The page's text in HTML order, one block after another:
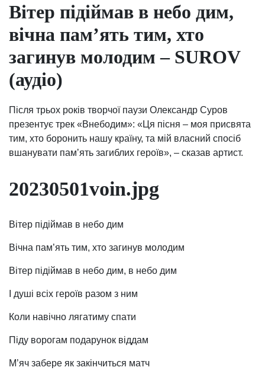
Вітер підіймав в небо дим,
вічна пам’ять тим, хто
загинув молодим – SUROV
(аудіо)
Після трьох років творчої паузи Олександр Суров
презентує трек «Внебодим»: «Ця пісня – моя присвята
тим, хто боронить нашу країну, та мій власний спосіб
вшанувати памʼять загиблих героїв», – сказав артист.
20230501voin.jpg
Вітер підіймав в небо дим
Вічна пам’ять тим, хто загинув молодим
Вітер підіймав в небо дим, в небо дим
І душі всіх героїв разом з ним
Коли навічно лягатиму спати
Піду ворогам подарунок віддам
М’яч забере як закінчиться матч